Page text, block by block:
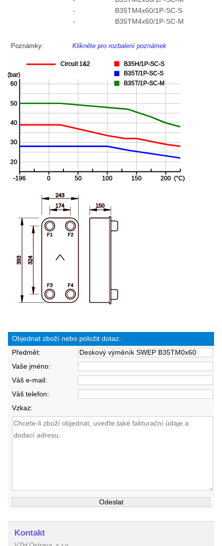
-
B35TM4x60/1P-SC-S
-
B35TM4x60/1P-SC-M
Poznámky: Klikněte pro rozbalení poznámek
Objednat zboží nebo položit dotaz:
Předmět:
Vaše jméno:
Váš e-mail:
Váš telefon:
Vzkaz:
Kontakt